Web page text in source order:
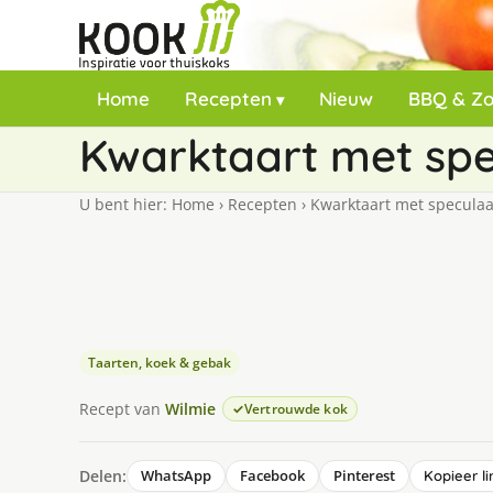
Home Recepten Nieuw BBQ &
Kwarktaart met
U bent hier: Home › Recepten › Kwarktaart met
Taarten, koek & gebak
Recept van Wilmie Vertrouwde kok
Delen: WhatsApp Facebook Pinterest Kopieer